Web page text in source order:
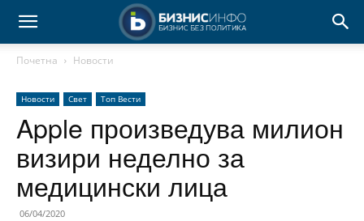
Почетна Новости
Новости Свет Топ Вести
Apple произведува милион
визири неделно за
медицински лица
06/04/2020